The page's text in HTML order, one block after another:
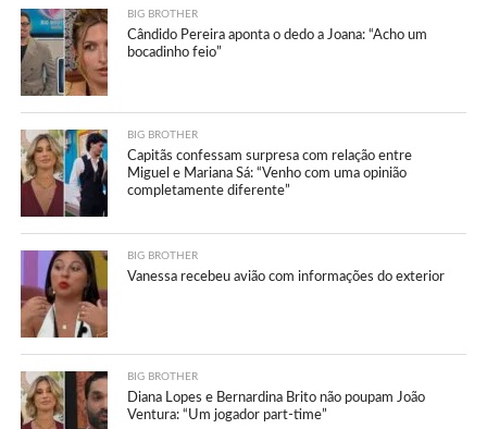
BIG BROTHER
Cândido Pereira aponta o dedo a Joana: “Acho um
bocadinho feio”
BIG BROTHER
Capitãs confessam surpresa com relação entre
Miguel e Mariana Sá: “Venho com uma opinião
completamente diferente”
BIG BROTHER
Vanessa recebeu avião com informações do exterior
BIG BROTHER
Diana Lopes e Bernardina Brito não poupam João
Ventura: “Um jogador part-time”